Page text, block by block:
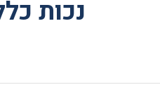
נכות